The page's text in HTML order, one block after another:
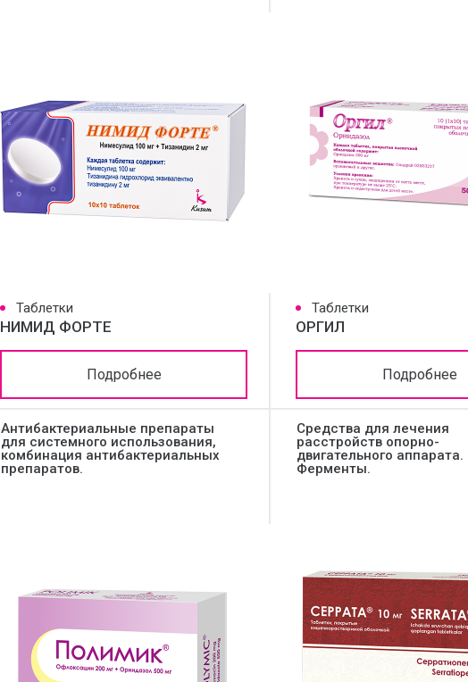
Таблетки
НИМИД ФОРТЕ
Подробнее
Таблетки
ОРГИЛ
Подробнее
Антибактериальные препараты
для системного использования,
комбинация антибактериальных
препаратов.
Средства для лечения
расстройств опорно-
двигательного аппарата.
Ферменты.